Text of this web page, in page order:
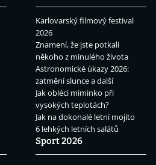
Karlovarský filmový festival
2026
Znamení, že jste potkali
někoho z minulého života
Astronomické úkazy 2026:
zatmění slunce a další
Jak obléci miminko při
vysokých teplotách?
Jak na dokonalé letní mojito
6 lehkých letních salátů
Sport 2026